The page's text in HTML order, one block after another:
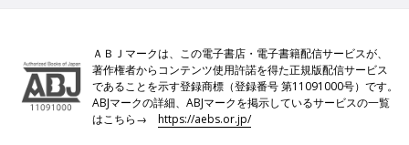
ＡＢＪマークは、この電子書店・電子書籍配信サービスが、
著作権者からコンテンツ使用許諾を得た正規版配信サービス
であることを示す登録商標（登録番号 第11091000号）です。
ABJマークの詳細、ABJマークを掲示しているサービスの一覧
はこちら→https://aebs.or.jp/